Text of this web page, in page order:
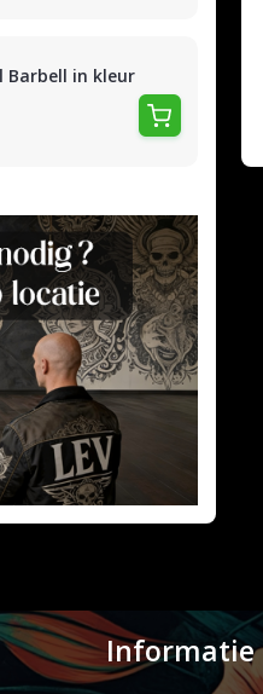
Barbell in kleur
Informatie